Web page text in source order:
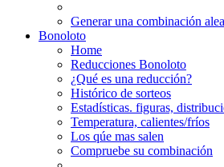
Generar una combinación
Bonoloto
Home
Reducciones Bonoloto
¿Qué es una reducción?
Histórico de sorteos
Estadísticas. figuras,
Temperatura, calientes/fríos
Los qúe mas salen
Compruebe su combinación